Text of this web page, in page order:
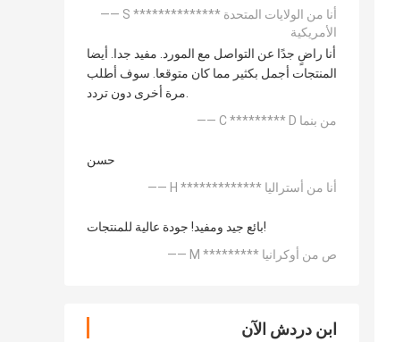
—— S ************** أنا من الولايات المتحدة
الأمريكية
أنا راضٍ جدًا عن التواصل مع المورد. مفيد جدا. أيضا
المنتجات أجمل بكثير مما كان متوقعا. سوف أطلب
مرة أخرى دون تردد.
—— C ********* D من بنما
حسن
—— H ************* أنا من أستراليا
بائع جيد ومفيد! جودة عالية للمنتجات!
—— M ********* ص من أوكرانيا
ابن دردش الآن